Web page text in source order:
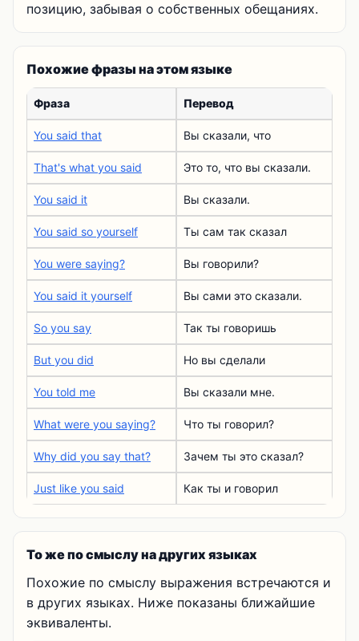
позицию, забывая о собственных обещаниях.
Похожие фразы на этом языке
Фраза Перевод
You said that Вы сказали, что
That's what you said Это то, что вы сказали.
You said it Вы сказали.
You said so yourself Ты сам так сказал
You were saying? Вы говорили?
You said it yourself Вы сами это сказали.
So you say Так ты говоришь
But you did Но вы сделали
You told me Вы сказали мне.
What were you saying? Что ты говорил?
Why did you say that? Зачем ты это сказал?
Just like you said Как ты и говорил
То же по смыслу на других языках
Похожие по смыслу выражения встречаются и
в других языках. Ниже показаны ближайшие
эквиваленты.